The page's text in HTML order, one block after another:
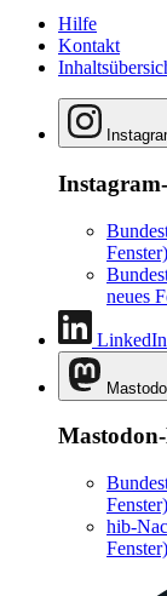
Hilfe
Kontakt
Fenster)
neues
LinkedIn
Fenster)
hib-
Fenster)